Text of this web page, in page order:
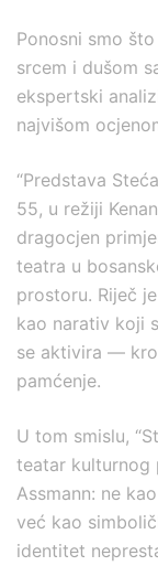
Ponosni smo
srcem i dušom
ekspertski
najvišom
“Predstava
55, u režiji
dragocjen
teatra u
prostoru. Riječ
kao narativ koji
se aktivira —
pamćenje.
U tom smislu,
teatar kulturnog
Assmann: ne
već kao
identitet